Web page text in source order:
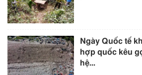
Ngày Quốc tế
hợp quốc kêu
hệ...